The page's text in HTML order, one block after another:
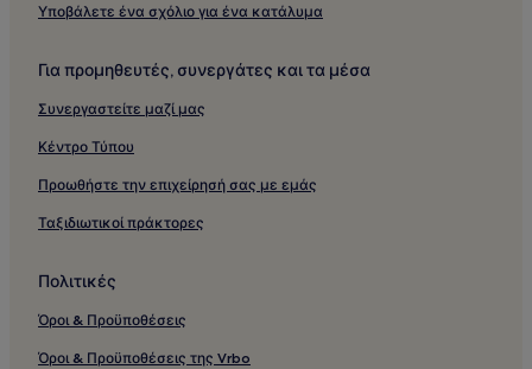
Υποβάλετε ένα σχόλιο για ένα κατάλυμα
Για προμηθευτές, συνεργάτες και τα μέσα
Συνεργαστείτε μαζί μας
Κέντρο Τύπου
Προωθήστε την επιχείρησή σας με εμάς
Ταξιδιωτικοί πράκτορες
Πολιτικές
Όροι & Προϋποθέσεις
Όροι & Προϋποθέσεις της Vrbo